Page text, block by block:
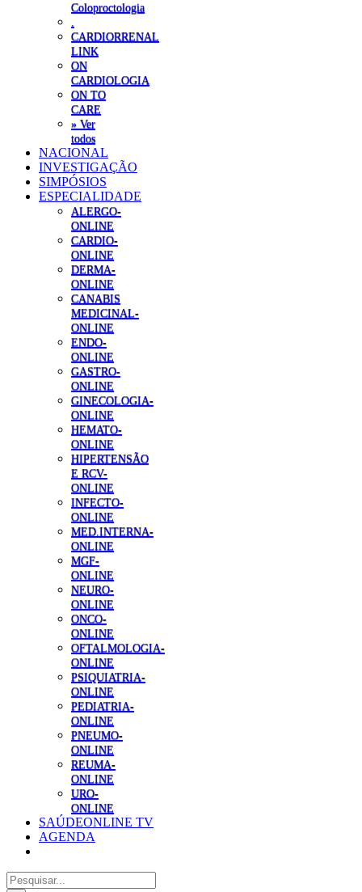
Coloproctologia
CARDIORRENAL
LINK
ON
CARDIOLOGIA
ON TO
CARE
» Ver
todos
NACIONAL
INVESTIGAÇÃO
SIMPÓSIOS
ESPECIALIDADE
ALERGO-
ONLINE
CARDIO-
ONLINE
DERMA-
ONLINE
CANABIS
MEDICINAL-
ONLINE
ENDO-
ONLINE
GASTRO-
ONLINE
GINECOLOGIA-
ONLINE
HEMATO-
ONLINE
HIPERTENSÃO
E RCV-
ONLINE
INFECTO-
ONLINE
MED.INTERNA-
ONLINE
MGF-
ONLINE
NEURO-
ONLINE
ONCO-
ONLINE
OFTALMOLOGIA-
ONLINE
PSIQUIATRIA-
ONLINE
PEDIATRIA-
ONLINE
PNEUMO-
ONLINE
REUMA-
ONLINE
URO-
ONLINE
SAÚDEONLINE TV
AGENDA
Pesquisar